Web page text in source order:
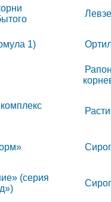
1)
(серия